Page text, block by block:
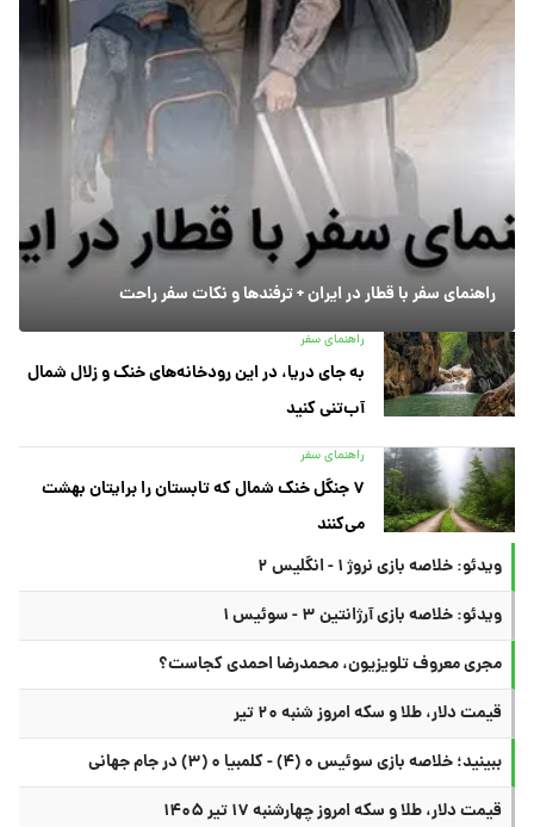
راهنمای سفر با قطار در ایران + ترفندها و نکات سفر راحت
راهنمای سفر
به جای دریا، در این رودخانه‌های خنک و زلال شمال
آب‌تنی کنید
راهنمای سفر
۷ جنگل خنک شمال که تابستان را برایتان بهشت
می‌کنند
ویدئو: خلاصه بازی نروژ ۱ - انگلیس ۲
ویدئو: خلاصه بازی آرژانتین ۳ - سوئیس ۱
مجری معروف تلویزیون، محمدرضا احمدی کجاست؟
قیمت دلار، طلا و سکه امروز شنبه ۲۰ تیر
ببینید؛ خلاصه بازی سوئیس ۰ (۴) - کلمبیا ۰ (۳) در جام جهانی
قیمت دلار، طلا و سکه امروز چهارشنبه ۱۷ تیر ۱۴۰۵